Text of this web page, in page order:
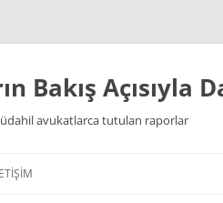
Bakış Açısıyla
avukatlarca tutulan raporlar